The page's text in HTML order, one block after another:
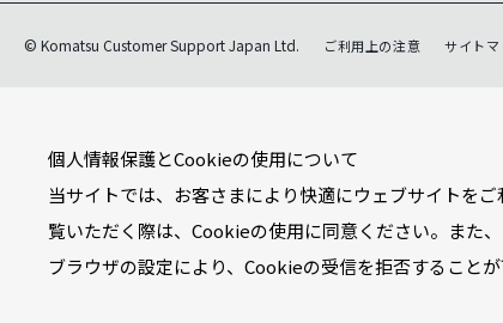
個人情報保護とCookieの使用について
当サイトでは、お客さまにより快適にウェブサイトを
覧いただく際は、Cookieの使用に同意ください。また
ブラウザの設定により、Cookieの受信を拒否することが
© Komatsu Customer Support Japan Ltd. ご利用上の注意 サイトマ